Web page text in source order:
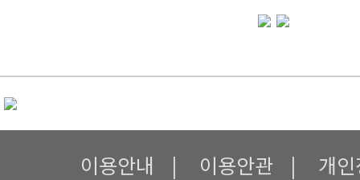
이용안내 | 이용안관 | 개